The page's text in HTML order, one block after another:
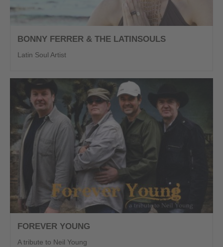
BONNY FERRER & THE LATINSOULS
Latin Soul Artist
FOREVER YOUNG
A tribute to Neil Young